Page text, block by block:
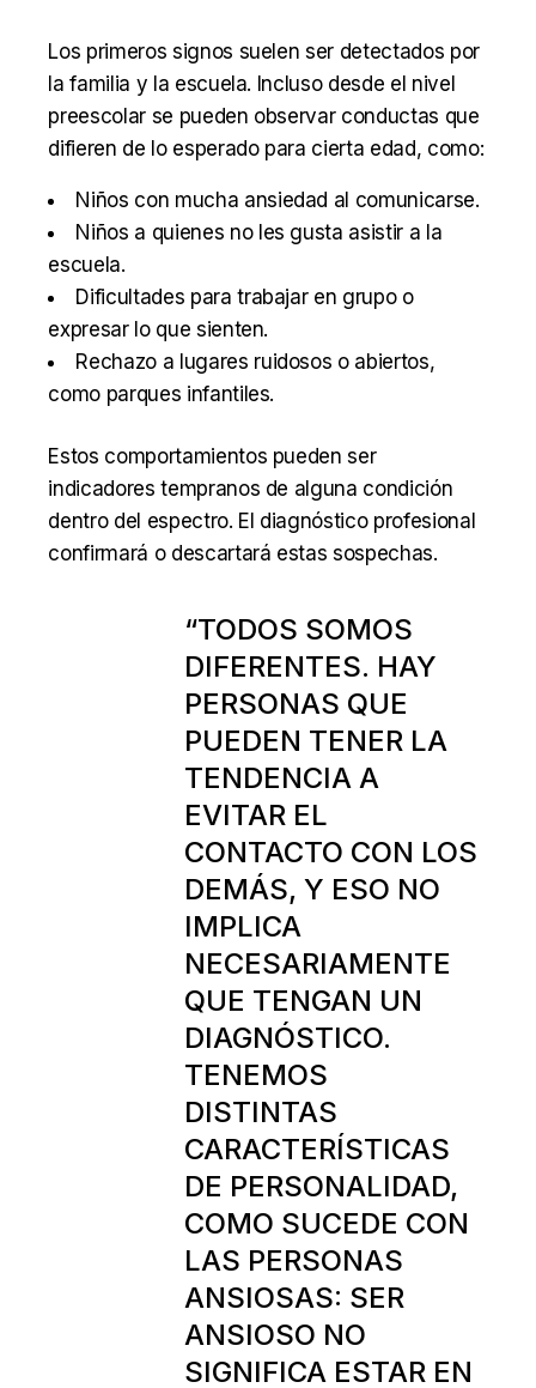
Los primeros signos suelen ser detectados por
la familia y la escuela. Incluso desde el nivel
preescolar se pueden observar conductas que
difieren de lo esperado para cierta edad, como:
Niños con mucha ansiedad al comunicarse.
Niños a quienes no les gusta asistir a la
escuela.
Dificultades para trabajar en grupo o
expresar lo que sienten.
Rechazo a lugares ruidosos o abiertos,
como parques infantiles.
Estos comportamientos pueden ser
indicadores tempranos de alguna condición
dentro del espectro. El diagnóstico profesional
confirmará o descartará estas sospechas.
“TODOS SOMOS
DIFERENTES. HAY
PERSONAS QUE
PUEDEN TENER LA
TENDENCIA A
EVITAR EL
CONTACTO CON LOS
DEMÁS, Y ESO NO
IMPLICA
NECESARIAMENTE
QUE TENGAN UN
DIAGNÓSTICO.
TENEMOS
DISTINTAS
CARACTERÍSTICAS
DE PERSONALIDAD,
COMO SUCEDE CON
LAS PERSONAS
ANSIOSAS: SER
ANSIOSO NO
SIGNIFICA ESTAR EN